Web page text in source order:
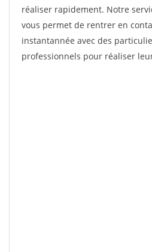
réaliser rapidement. Notre
vous permet de rentrer en
instantannée avec des
professionnels pour réaliser